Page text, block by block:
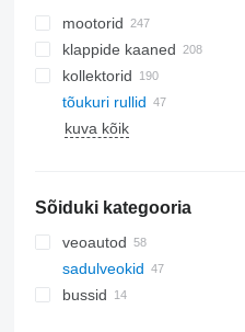
mootorid
klappide kaaned
kollektorid
tõukuri rullid
kuva kõik
Sõiduki kategooria
veoautod
sadulveokid
bussid